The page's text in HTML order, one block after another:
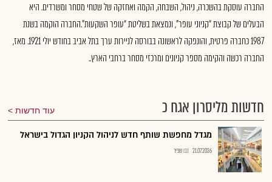
החברה עוסקת בהשכרה, ניהול, השבחה, הקמה ואחזקה של שטחי מסחר ומשרדים. היא
הבעלים של קבוצת “קניוני עופר”, ונמצאת בשליטת “עופר השקעות”.החברה הוקמה בשנת
1987 כחברה פרטית, והונפקה לראשונה בבורסה לניירות ערך בתל אביב בחודש יולי 1921. מאז,
החברה רכשה והקימה מספר קניונים ומרכזי מסחר ברחבי הארץ..
חדשות מליסרון אגח כ עוד חדשות
מגדל מחפשת שותף חדש לניהול הקניון הגדול בישראל
21.07.2026 נבו שפיר